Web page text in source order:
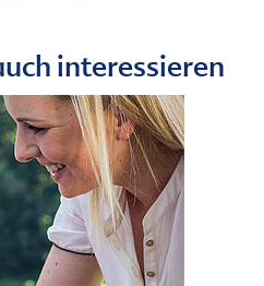
interessieren